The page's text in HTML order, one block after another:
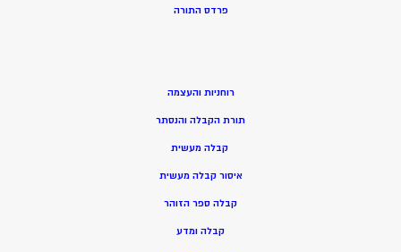
פרדס התורה
רוחניות והעצמה
תורת הקבלה והנסתר
קבלה מעשית
איסור קבלה מעשית
קבלה ספר הזוהר
קבלה ומדע